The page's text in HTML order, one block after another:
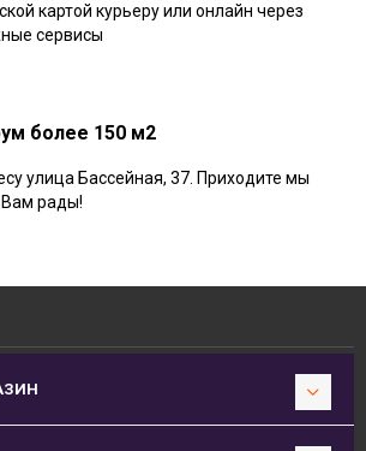
картой курьеру или онлайн через
сервисы
более 150 м2
улица Бассейная, 37. Приходите мы
Вам рады!